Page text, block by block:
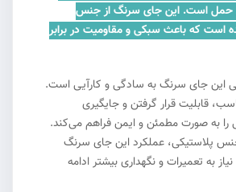
حمل است. این جای سرنگ از جنس
است که باعث سبکی و مقاومیت در برابر
این جای سرنگ به سادگی و کارآیی است.
قابلیت قرار گرفتن و جایگیری
به صورت مطمئن و ایمن فراهم می‌کند.
پلاستیکی، عملکرد این جای سرنگ
به تعمیرات و نگهداری بیشتر ادامه